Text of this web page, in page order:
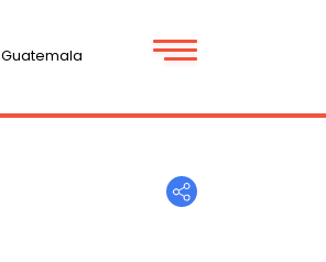
Guatemala